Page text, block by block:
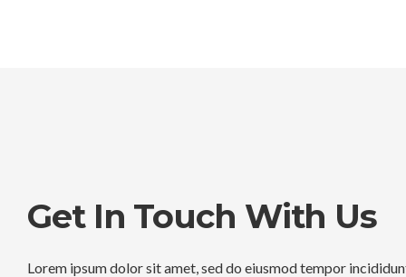
Get In Touch With Us
Lorem ipsum dolor sit amet, sed do eiusmod tempor